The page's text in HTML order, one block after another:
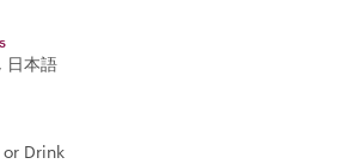
日本語
or Drink